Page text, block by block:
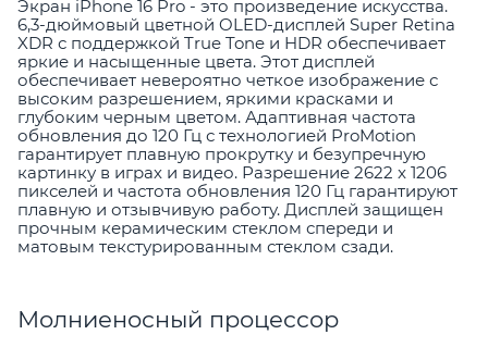
Экран iPhone 16 Pro - это произведение искусства.
6,3-дюймовый цветной OLED-дисплей Super Retina
XDR с поддержкой True Tone и HDR обеспечивает
яркие и насыщенные цвета. Этот дисплей
обеспечивает невероятно четкое изображение с
высоким разрешением, яркими красками и
глубоким черным цветом. Адаптивная частота
обновления до 120 Гц с технологией ProMotion
гарантирует плавную прокрутку и безупречную
картинку в играх и видео. Разрешение 2622 x 1206
пикселей и частота обновления 120 Гц гарантируют
плавную и отзывчивую работу. Дисплей защищен
прочным керамическим стеклом спереди и
матовым текстурированным стеклом сзади.
Молниеносный процессор